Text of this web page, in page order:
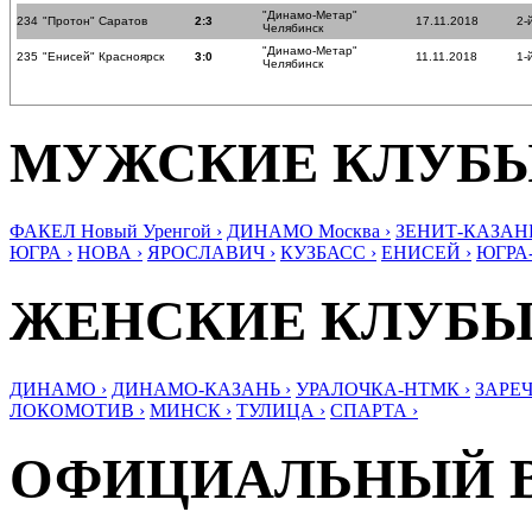
234 "Протон" Саратов 2:3
"Динамо-Метар"
Челябинск
17.11.2018 2-
235 "Енисей" Красноярск 3:0
"Динамо-Метар"
Челябинск
11.11.2018 1-
МУЖСКИЕ
ФАКЕЛ Новый Уренгой › ДИНАМО Москва › ЗЕНИТ-
ЮГРА › НОВА › ЯРОСЛАВИЧ › КУЗБАСС › ЕНИСЕЙ ›
ЖЕНСКИЕ
ДИНАМО › ДИНАМО-КАЗАНЬ › УРАЛОЧКА-НТМК ›
ЛОКОМОТИВ › МИНСК › ТУЛИЦА › СПАРТА ›
ОФИЦИАЛЬНЫЙ